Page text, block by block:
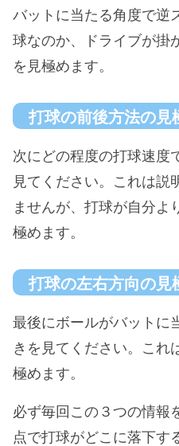
バットに当たる角度で逆
球なのか、ドライブが掛
を見極めます。
打球の前後方法の見
次にどの程度の打球速度
見てください。これは説
ませんが、打球が自分よ
極めます。
打球の左右方向の見
最後にボールがバットに
きを見てください。これ
極めます。
必ず毎回この３つの情報
点で打球がどこに落下す